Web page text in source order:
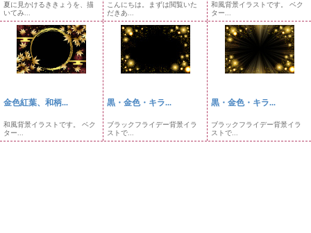
夏に見かけるききょうを、描
いてみ...
こんにちは。まずは閲覧いた
だきあ...
和風背景イラストです。 ベク
ター...
金色紅葉、和柄...
和風背景イラストです。 ベク
ター...
黒・金色・キラ...
ブラックフライデー背景イラ
ストで...
黒・金色・キラ...
ブラックフライデー背景イラ
ストで...